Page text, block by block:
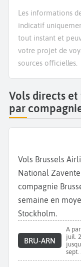
Les informations
indicatif
tout instant et
votre projet de
sources officielles.
Vols directs
par
Vols Brussels
National
compagnie
semaine en
Stockholm.
BRU-ARN
A
juil.
sept.